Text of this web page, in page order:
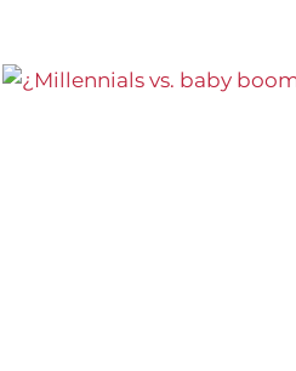
DE
JÓVENES